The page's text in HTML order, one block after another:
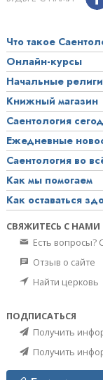
Что такое
Онлайн-курсы
Начальные
Книжный магазин
Саентология
Ежедневные
Саентология во
Как мы помогаем
Как оставаться
СВЯЖИТЕСЬ С НАМИ
Есть вопросы?
Отзыв о сайте
Найти церковь
ПОДПИСАТЬСЯ
Получить
Получить